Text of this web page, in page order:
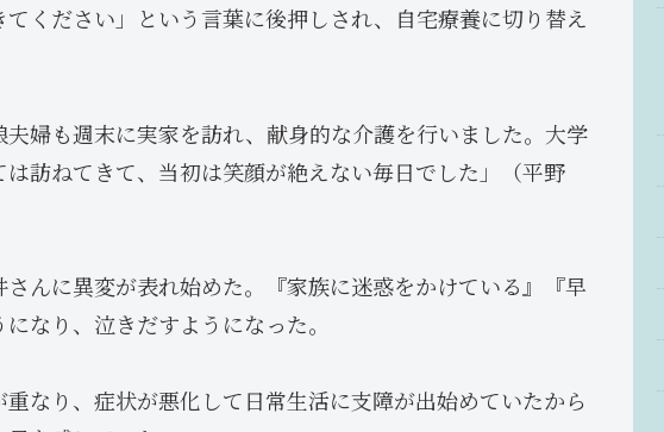
てください」という言葉に後押しされ、自宅療養に切り替え
夫婦も週末に実家を訪れ、献身的な介護を行いました。大学
訪ねてきて、当初は笑顔が絶えない毎日でした」（平野
んに異変が表れ始めた。『家族に迷惑をかけている』『早
なり、泣きだすようになった。
なり、症状が悪化して日常生活に支障が出始めていたから